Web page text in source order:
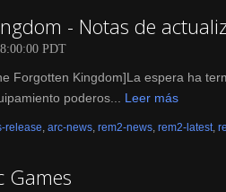
- Notas de
PDT
Forgotten Kingdom]La espera ha
poderos... Leer más
release, arc-news, rem2-news, rem2-latest,
Games